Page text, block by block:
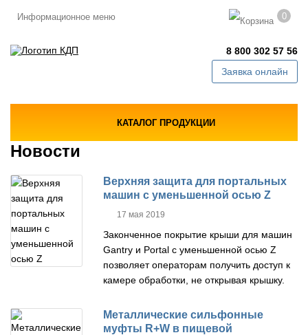
Информационное меню 0
8 800 302 57 56
Заявка онлайн
КАТАЛОГ ПРОДУКЦИИ
Новости
Верхняя защита для портальных
машин с уменьшенной осью Z
17 мая 2019
Законченное покрытие крыши для машин
Gantry и Portal с уменьшенной осью Z
позволяет операторам получить доступ к
камере обработки, не открывая крышку.
Металлические сильфонные
муфты R+W в пищевой